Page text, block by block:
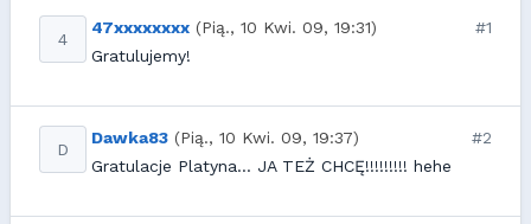
4
47xxxxxxxx (Pią., 10 Kwi. 09, 19:31)
#1
Gratulujemy!
D
Dawka83 (Pią., 10 Kwi. 09, 19:37)
#2
Gratulacje Platyna... JA TEŻ CHCĘ!!!!!!!!! hehe